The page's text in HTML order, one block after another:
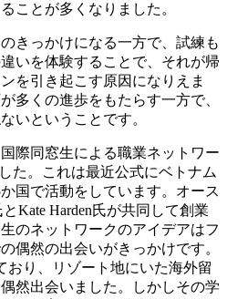
ことが多くなりました。
きっかけになる一方で、試練も
いを体験することで、それが帰
を引き起こす原因になりえま
多くの進歩をもたらす一方で、
いということです。
際同窓生による職業ネットワー
た。これは最近公式にベトナム
国で活動をしています。オース
Kate Harden氏が共同して創業
のネットワークのアイデアはフ
偶然の出会いがきっかけです。
おり、リゾート地にいた海外留
然出会いました。しかしその学